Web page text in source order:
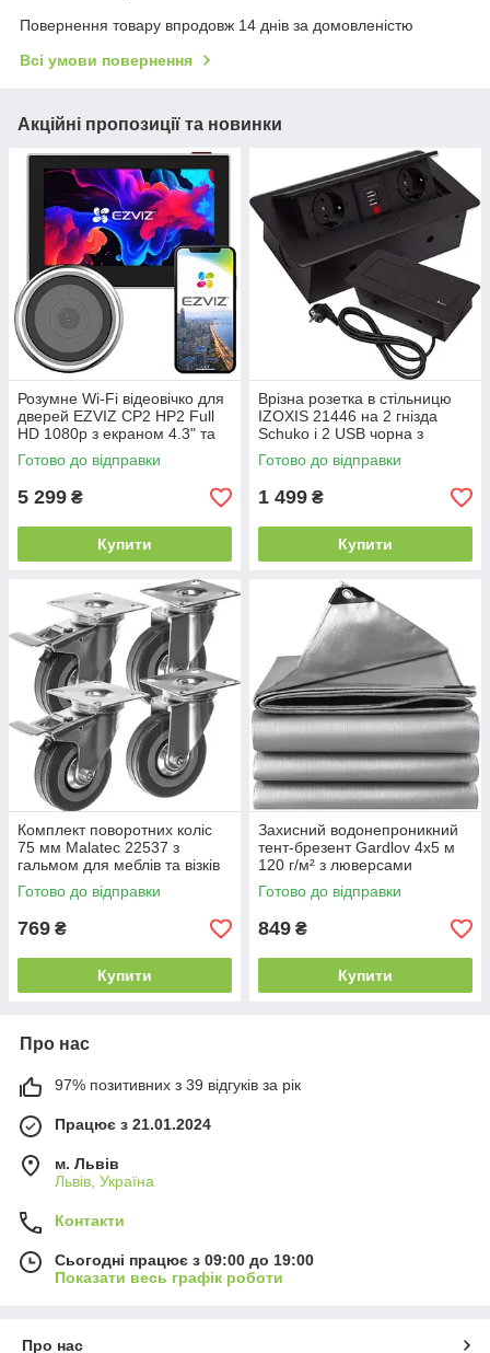
Повернення товару впродовж 14 днів за домовленістю
Всі умови повернення
Акційні пропозиції та новинки
Розумне Wi-Fi відеовічко для
дверей EZVIZ CP2 HP2 Full
HD 1080p з екраном 4.3" та
акумулятором
Готово до відправки
5 299 ₴
Купити
Врізна розетка в стільницю
IZOXIS 21446 на 2 гнізда
Schuko і 2 USB чорна з
кришкою 3300 Вт кабель 1.9м
Готово до відправки
1 499 ₴
Купити
Комплект поворотних коліс
75 мм Malatec 22537 з
гальмом для меблів та візків
(4 шт. до 220 кг) прогумовані
PVC
Готово до відправки
769 ₴
Купити
Захисний водонепроникний
тент-брезент Gardlov 4х5 м
120 г/м² з люверсами
силіконізований армований
Готово до відправки
849 ₴
Купити
Про нас
97% позитивних з 39 відгуків за рік
Працює з 21.01.2024
м. Львів
Львів, Україна
Контакти
Сьогодні працює з 09:00 до 19:00
Показати весь графік роботи
Про нас